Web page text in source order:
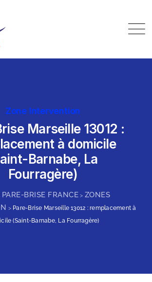
France
Zone Intervention
Marseille 13012 :
à domicile
Barnabe, La
Fourragère)
PARE-BRISE FRANCE > ZONES
> Pare-Brise Marseille 13012 : remplacement à
(Saint-Barnabe, La Fourragère)